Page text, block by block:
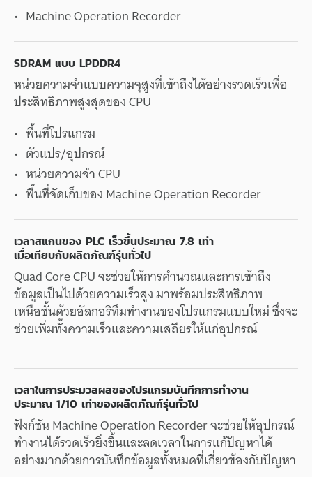
Machine Operation Recorder
SDRAM แบบ LPDDR4
หน่วยความจำแบบความจุสูงที่เข้าถึงได้อย่างรวดเร็วเพื่อ
ประสิทธิภาพสูงสุดของCPU
พื้นที่โปรแกรม
ตัวแปร/อุปกรณ์
หน่วยความจำCPU
พื้นที่จัดเก็บของMachine Operation Recorder
เวลาสแกนของ PLC เร็วขึ้นประมาณ 7.8 เท่า
เมื่อเทียบกับผลิตภัณฑ์รุ่นทั่วไป
Quad Core CPUจะช่วยให้การคำนวณและการเข้าถึง
ข้อมูลเป็นไปด้วยความเร็วสูงมาพร้อมประสิทธิภาพ
เหนือชั้นด้วยอัลกอริทึมทำงานของโปรแกรมแบบใหม่ซึ่งจะ
ช่วยเพิ่มทั้งความเร็วและความเสถียรให้แก่อุปกรณ์
เวลาในการประมวลผลของโปรแกรมบันทึกการทำงาน
ประมาณ 1/10 เท่าของผลิตภัณฑ์รุ่นทั่วไป
ฟังก์ชันMachine Operation Recorderจะช่วยให้อุปกรณ์
ทำงานได้รวดเร็วยิ่งขึ้นและลดเวลาในการแก้ปัญหาได้
อย่างมากด้วยการบันทึกข้อมูลทั้งหมดที่เกี่ยวข้องกับปัญหา